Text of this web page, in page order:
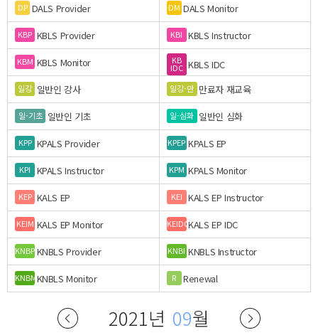
DP DALS Provider DM DALS Monitor
KBP KBLS Provider KBI KBLS Instructor
KBM KBLS Monitor KB
IDC KBLS IDC
일강 일반인 강사 일강-만 만료자 재교육
일-기초 일반인 기초 일-심화 일반인 심화
KPP KPALS Provider KPEP KPALS EP
KPI KPALS Instructor KPM KPALS Monitor
KEP KALS EP KEI KALS EP Instructor
KEIM KALS EP Monitor KEIDCKALS EP IDC
KNBPKNBLS Provider KNBI KNBLS Instructor
KNBMKNBLS Monitor R Renewal
2021년 09월